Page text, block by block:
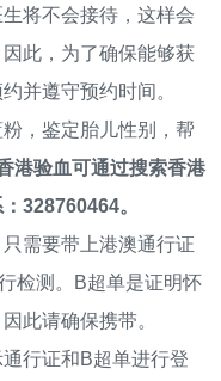
将不会接待，这样会
此，为了确保能够获
并遵守预约时间。
，鉴定胎儿性别，帮
港验血可通过搜索香港
328760464。
需要带上港澳通行证
检测。B超单是证明怀
此请确保携带。
行证和B超单进行登